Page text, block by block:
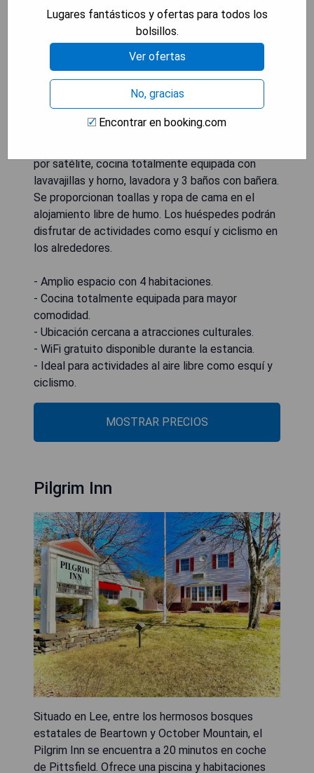
km del Centro Musical Tanglewood, The
Gatehouse on Golden Hill ofrece aire
acondicionado. Este hogar de vacaciones, que
data de 2008, se encuentra a 13 km del Museo
Norman Rockwell y a 40 km de Great Falls. El
establecimiento cuenta con WiFi gratuito en
todas sus instalaciones y está a solo 3.2 km del
Cranwell Spa & Golf Club. La amplia casa de
por satélite, cocina totalmente equipada con
lavavajillas y horno, lavadora y 3 baños con bañera.
Se proporcionan toallas y ropa de cama en el
alojamiento libre de humo. Los huéspedes podrán
disfrutar de actividades como esquí y ciclismo en
los alrededores.
- Amplio espacio con 4 habitaciones.
- Cocina totalmente equipada para mayor
comodidad.
- Ubicación cercana a atracciones culturales.
- WiFi gratuito disponible durante la estancia.
- Ideal para actividades al aire libre como esquí y
ciclismo.
MOSTRAR PRECIOS
Pilgrim Inn
Situado en Lee, entre los hermosos bosques
estatales de Beartown y October Mountain, el
Pilgrim Inn se encuentra a 20 minutos en coche
de Pittsfield. Ofrece una piscina y habitaciones
Lugares fantásticos y ofertas para todos los
bolsillos.
Ver ofertas
No, gracias
Encontrar en booking.com